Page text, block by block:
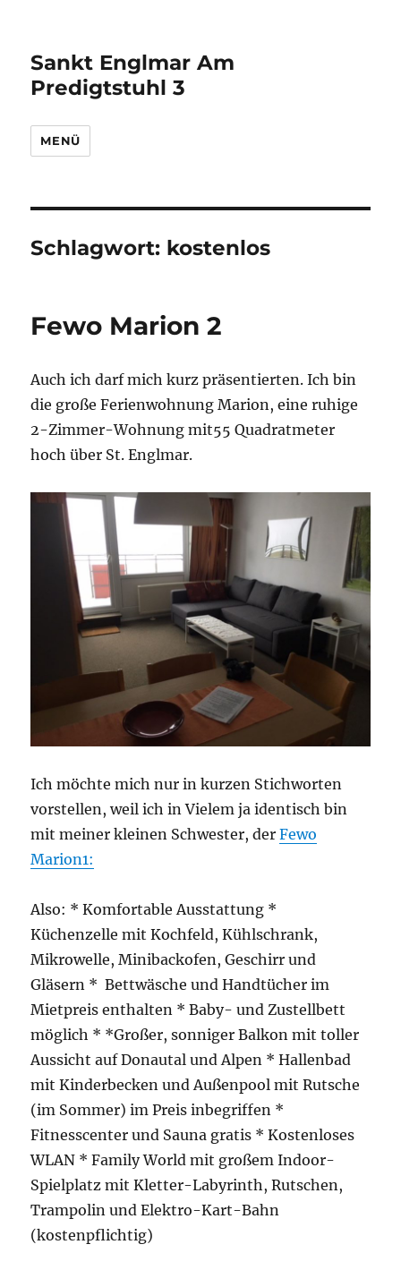
Sankt Englmar Am
Predigtstuhl 3
MENÜ
Schlagwort: kostenlos
Fewo Marion 2
Auch ich darf mich kurz präsentierten. Ich bin
die große Ferienwohnung Marion, eine ruhige
2-Zimmer-Wohnung mit55 Quadratmeter
hoch über St. Englmar.
Ich möchte mich nur in kurzen Stichworten
vorstellen, weil ich in Vielem ja identisch bin
mit meiner kleinen Schwester, derFewo
Marion1:
Also: * Komfortable Ausstattung *
Küchenzelle mit Kochfeld, Kühlschrank,
Mikrowelle, Minibackofen, Geschirr und
Gläsern * Bettwäsche und Handtücher im
Mietpreis enthalten * Baby- und Zustellbett
möglich * *Großer, sonniger Balkon mit toller
Aussicht auf Donautal und Alpen * Hallenbad
mit Kinderbecken und Außenpool mit Rutsche
(im Sommer) im Preis inbegriffen *
Fitnesscenter und Sauna gratis * Kostenloses
WLAN * Family World mit großem Indoor-
Spielplatz mit Kletter-Labyrinth, Rutschen,
Trampolin und Elektro-Kart-Bahn
(kostenpflichtig)